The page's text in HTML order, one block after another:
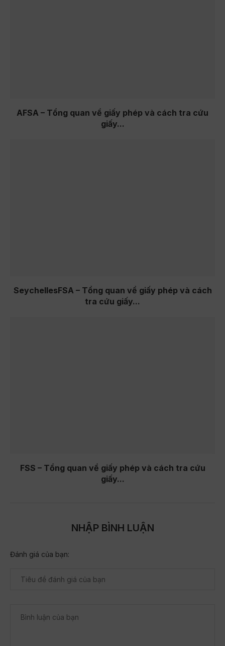
AFSA – Tổng quan về giấy phép và cách tra cứu
giấy...
SeychellesFSA – Tổng quan về giấy phép và cách
tra cứu giấy...
FSS – Tổng quan về giấy phép và cách tra cứu
giấy...
NHẬP BÌNH LUẬN
Đánh giá của bạn: